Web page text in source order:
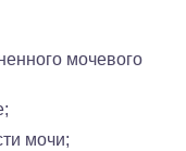
мочевого
мочи;